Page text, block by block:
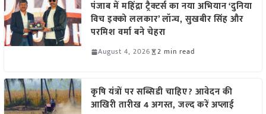
पंजाब में महिंद्रा ट्रैक्टर्स का नया अभियान ‘दुनिया
विच इक्को ललकार’ लॉन्च, सुखबीर सिंह और
परमिश वर्मा बने चेहरा
August 4, 2026 2 min read
कृषि यंत्रों पर सब्सिडी चाहिए? आवेदन की
आखिरी तारीख 4 अगस्त, जल्द करें अप्लाई